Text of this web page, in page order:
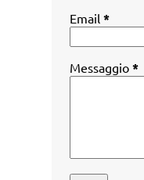
Email *
Messaggio *